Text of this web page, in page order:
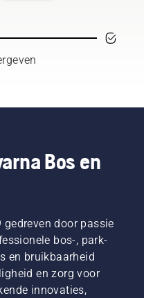
ongewenste
groei en
snoeien?
en welk
gereedschap
hebt u
nodig?
Om u te
helpen
waardoor
Bos en
door passie
bos-, park-
en bruikbaarheid
en zorg voor
innovaties,